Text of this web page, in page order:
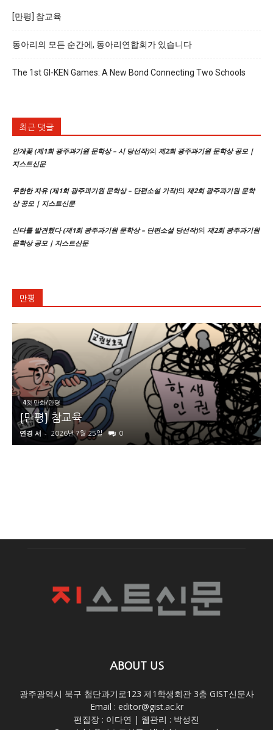
[만평] 참교육
동아리의 모든 순간에, 동아리연합회가 있습니다
The 1st GI-KEN Games: A New Bond Connecting Two Schools
최근 댓글
안개꽃 (제1회 광주과기원 문학상 – 시 당선작)의 제2회 광주과기원 문학상 공모 |
지스트신문
무한한 자유 (제1회 광주과기원 문학상 – 단편소설 가작)의 제2회 광주과기원 문학
상 공모 | 지스트신문
산타를 발견했다 (제1회 광주과기원 문학상 – 단편소설 당선작)의 제2회 광주과기원
문학상 공모 | 지스트신문
만평
4컷 만화/만평
[만평] 참교육
연경 서 - 2026년 7월 25일 0
ABOUT US
광주광역시 북구 첨단과기로123 제1학생회관 3층 GIST신문사
Email : editor@gist.ac.kr
편집장 : 이다연 | 웹관리 : 박성진